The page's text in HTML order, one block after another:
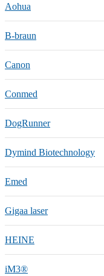
Aohua
B-braun
Canon
Conmed
DogRunner
Dymind Biotechnology
Emed
Gigaa laser
HEINE
iM3®️